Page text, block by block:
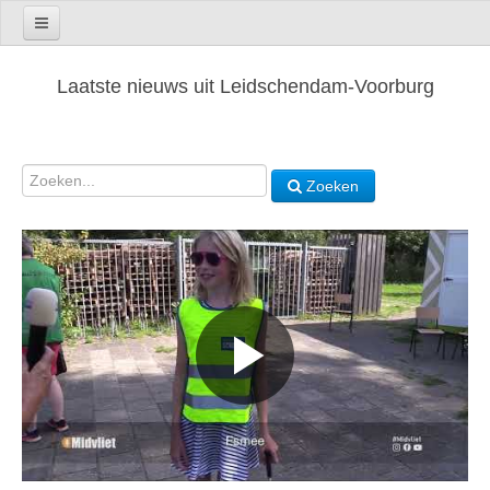
Laatste nieuws uit Leidschendam-Voorburg
Zoeken